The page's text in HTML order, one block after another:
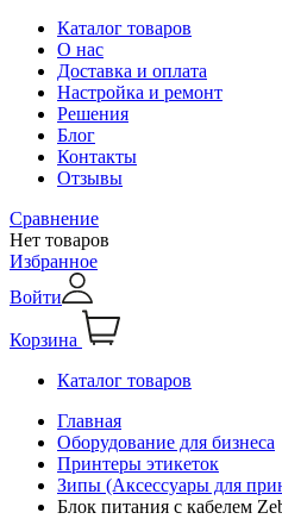
Каталог товаров
О нас
Доставка и оплата
Настройка и ремонт
Решения
Блог
Контакты
Отзывы
Сравнение
Нет товаров
Избранное
Войти
Корзина
Каталог товаров
Главная
Оборудование для бизнеса
Принтеры этикеток
Зипы (Аксессуары для
Блок питания с кабелем